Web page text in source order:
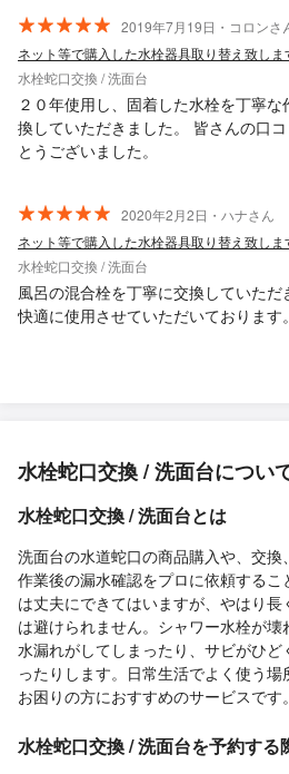
2019年7月19日・コロンさ
ネット等で購入した水栓器具取り替え致しま
水栓蛇口交換 / 洗面台
２０年使用し、固着した水栓を丁寧
換していただきました。 皆さんの口
とうございました。
2020年2月2日・ハナさん
ネット等で購入した水栓器具取り替え致しま
水栓蛇口交換 / 洗面台
風呂の混合栓を丁寧に交換していた
快適に使用させていただいております。
水栓蛇口交換 / 洗面台につい
水栓蛇口交換 / 洗面台とは
洗面台の水道蛇口の商品購入や、交換
作業後の漏水確認をプロに依頼する
は丈夫にできてはいますが、やはり
は避けられません。シャワー水栓が
水漏れがしてしまったり、サビがひど
ったりします。日常生活でよく使う
お困りの方におすすめのサービスです。
水栓蛇口交換 / 洗面台を予約する